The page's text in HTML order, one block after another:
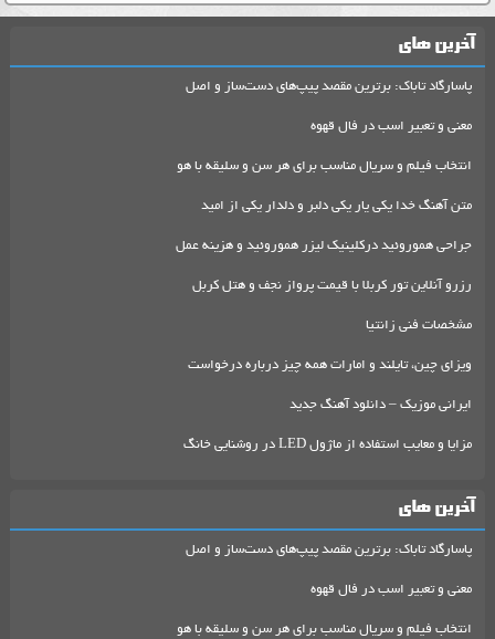
آخرین های
پاسارگاد تاباک: برترین مقصد پیپ‌های دست‌ساز و اصل
معنی و تعبیر اسب در فال قهوه
انتخاب فیلم و سریال مناسب برای هر سن و سلیقه با هو
متن آهنگ خدا یکی یار یکی دلبر و دلدار یکی از امید
جراحی هموروئید درکلینیک لیزر هموروئید و هزینه عمل
رزرو آنلاین تور کربلا با قیمت پرواز نجف و هتل کربل
مشخصات فنی زانتیا
ویزای چین، تایلند و امارات همه چیز درباره درخواست
ایرانی موزیک – دانلود آهنگ جدید
مزایا و معایب استفاده از ماژول LED در روشنایی خانگ
آخرین های
پاسارگاد تاباک: برترین مقصد پیپ‌های دست‌ساز و اصل
معنی و تعبیر اسب در فال قهوه
انتخاب فیلم و سریال مناسب برای هر سن و سلیقه با هو